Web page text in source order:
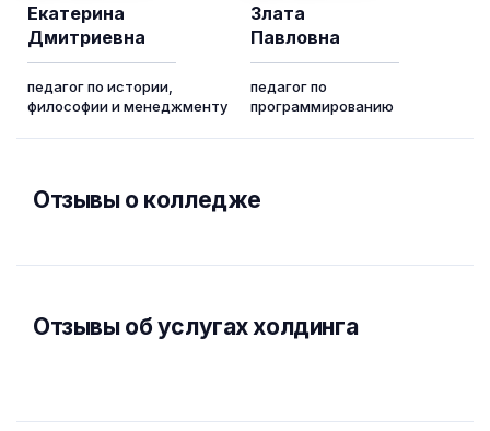
Екатерина
Дмитриевна
педагог по истории,
философии и менеджменту
Злата
Павловна
педагог по
программированию
Отзывы о колледже
Отзывы об услугах холдинга